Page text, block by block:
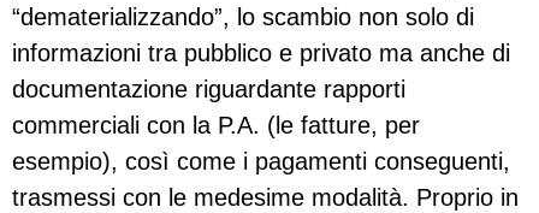
“dematerializzando”, lo scambio non solo di
informazioni tra pubblico e privato ma anche di
documentazione riguardante rapporti
commerciali con la P.A. (le fatture, per
esempio), così come i pagamenti conseguenti,
trasmessi con le medesime modalità. Proprio in